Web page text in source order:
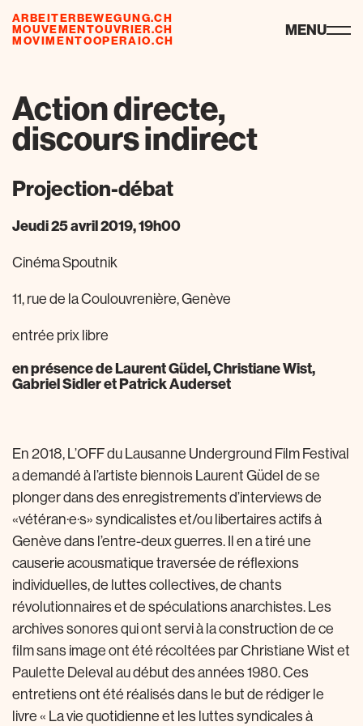
ARBEITERBEWEGUNG.CH
MOUVEMENTOUVRIER.CH
MOVIMENTOOPERAIO.CH
ressources MENU
Action directe,
discours indirect
Projection-débat
Jeudi 25 avril 2019, 19h00
Cinéma Spoutnik
11, rue de la Coulouvrenière, Genève
entrée prix libre
en présence de Laurent Güdel, Christiane Wist,
Gabriel Sidler et Patrick Auderset
En 2018, L’OFF du Lausanne Underground Film Festival
a demandé à l’artiste biennois Laurent Güdel de se
plonger dans des enregistrements d’interviews de
«vétéran·e·s» syndicalistes et/ou libertaires actifs à
Genève dans l’entre-deux guerres. Il en a tiré une
causerie acousmatique traversée de réflexions
individuelles, de luttes collectives, de chants
révolutionnaires et de spéculations anarchistes. Les
archives sonores qui ont servi à la construction de ce
film sans image ont été récoltées par Christiane Wist et
Paulette Deleval au début des années 1980. Ces
entretiens ont été réalisés dans le but de rédiger le
livre « La vie quotidienne et les luttes syndicales à